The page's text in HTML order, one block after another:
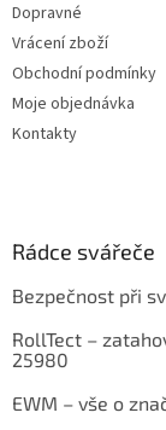
Dopravné
Vrácení zboží
Obchodní podmínky
Moje objednávka
Kontakty
Rádce svářeče
Bezpečnost při
RollTect –
25980
EWM – vše o